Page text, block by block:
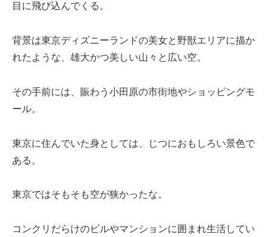
目に飛び込んでくる。
背景は東京ディズニーランドの美女と野獣エリアに描か
れたような、雄大かつ美しい山々と広い空。
その手前には、賑わう小田原の市街地やショッピングモ
ール。
東京に住んでいた身としては、じつにおもしろい景色で
ある。
東京ではそもそも空が狭かったな。
コンクリだらけのビルやマンションに囲まれ生活してい